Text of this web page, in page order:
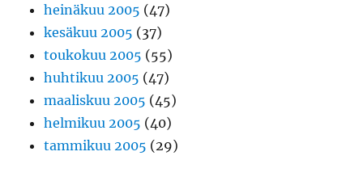
heinäkuu 2005 (47)
kesäkuu 2005 (37)
toukokuu 2005 (55)
huhtikuu 2005 (47)
maaliskuu 2005 (45)
helmikuu 2005 (40)
tammikuu 2005 (29)